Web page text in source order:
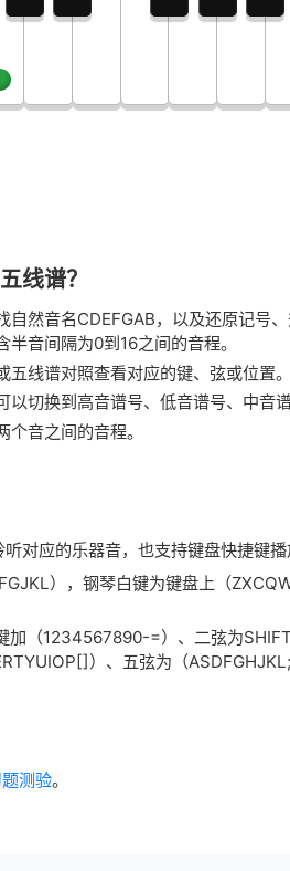
线谱？
然音名CDEFGAB，以及还原记号
音间隔为0到16之间的音程。
线谱对照查看对应的键、弦或位置。
切换到高音谱号、低音谱号、中音
音之间的音程。
对应的乐器音，也支持键盘快捷键播
），钢琴白键为键盘上（
加（1234567890-=）、二弦为
）、五弦为（
测验。